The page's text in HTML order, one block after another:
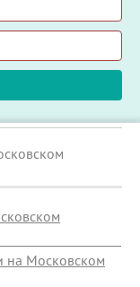
на Московском